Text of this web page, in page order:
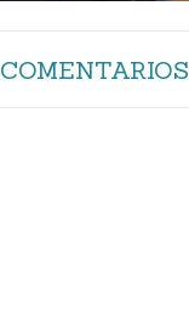
COMENTARIOS